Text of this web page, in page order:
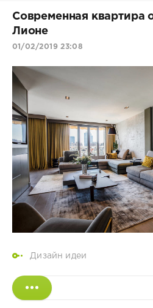
Современная квартира
Лионе
01/02/2019 23:08
Дизайн идеи